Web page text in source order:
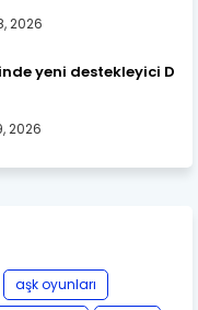
2026
yeni destekleyici D
2026
aşk oyunları